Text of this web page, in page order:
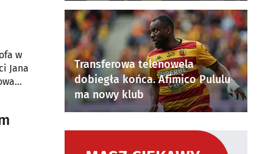
w
Jana
Transferowa telenowela
dobiegła końca. Afimico Pululu
ma nowy klub